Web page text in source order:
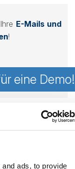
ads, to provide
E-Mails und
!
eine Demo!